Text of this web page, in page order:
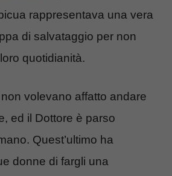
rappresentava una vera
di salvataggio per non
quotidianità.
volevano affatto andare
ed il Dottore è parso
Quest’ultimo ha
donne di fargli una